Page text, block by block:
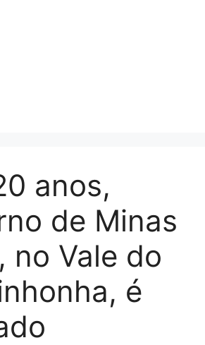
anos,
de Minas
no Vale do
é